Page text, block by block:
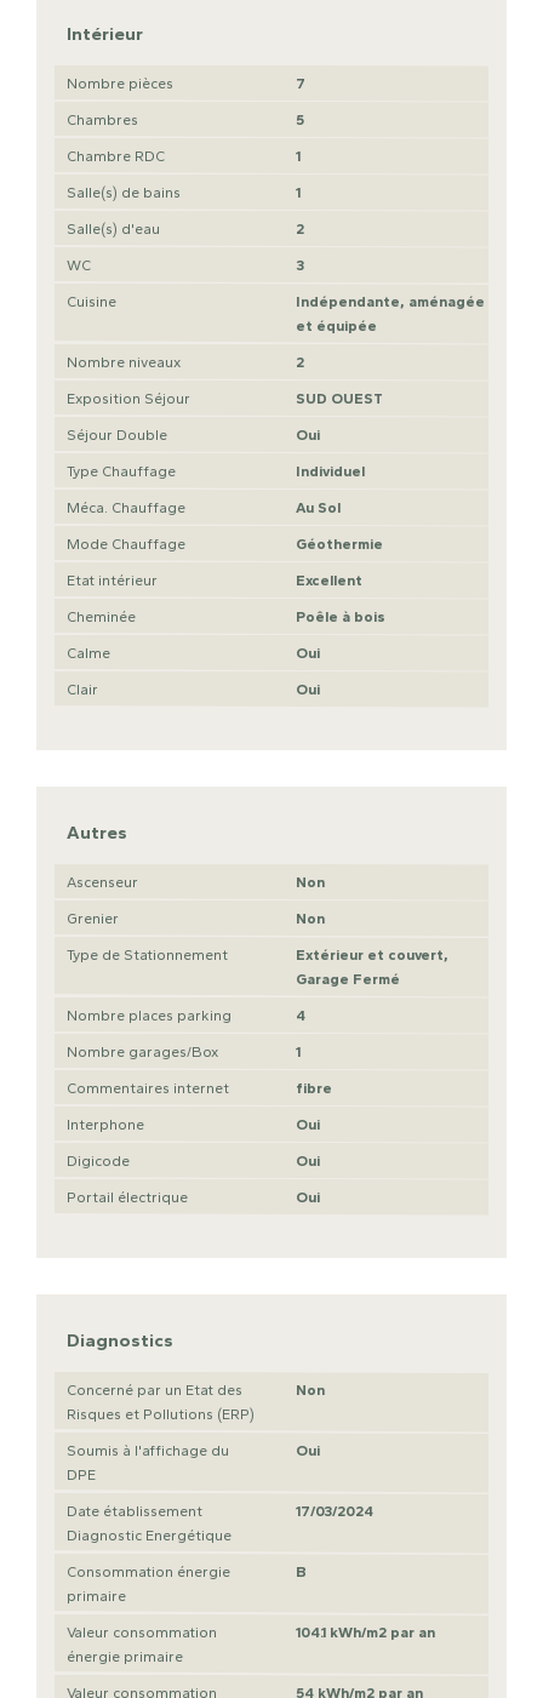
Intérieur
Nombre pièces 7
Chambres 5
Chambre RDC 1
Salle(s) de bains 1
Salle(s) d'eau 2
WC 3
Cuisine
Indépendante, aménagée
et équipée
Nombre niveaux 2
Exposition Séjour SUD OUEST
Séjour Double Oui
Type Chauffage Individuel
Méca. Chauffage Au Sol
Mode Chauffage Géothermie
Etat intérieur Excellent
Cheminée Poêle à bois
Calme Oui
Clair Oui
Autres
Ascenseur Non
Grenier Non
Type de Stationnement
Extérieur et couvert,
Garage Fermé
Nombre places parking 4
Nombre garages/Box 1
Commentaires internet fibre
Interphone Oui
Digicode Oui
Portail électrique Oui
Diagnostics
Concerné par un Etat des
Risques et Pollutions (ERP)
Non
Soumis à l'affichage du
DPE
Oui
Date établissement
Diagnostic Energétique
17/03/2024
Consommation énergie
primaire
B
Valeur consommation
énergie primaire
104.1 kWh/m2 par an
Valeur consommation 54 kWh/m2 par an